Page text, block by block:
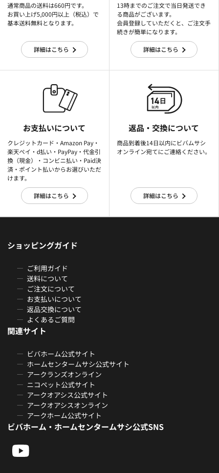
通常商品の送料は660円です。
お買い上げ5,000円以上（税込）で
基本送料無料となります。
詳細はこちら
13時までのご注文で当日発送でき
る商品がございます。
会員登録していただくと、ご注文手
続きが簡単になります。
詳細はこちら
お支払いについて
クレジットカード・Amazon Pay・
楽天ぺイ・d払い・PayPay・代金引
換（現金）・コンビニ払い・Paid決
済・ポイント払いからお選びいただ
けます。
詳細はこちら
返品・交換について
商品到着後14日以内にビバムサシ
オンライン宛てにご連絡ください。
詳細はこちら
ショッピングガイド
ご利用ガイド
送料について
ご注文について
お支払いについて
返品交換について
よくあるご質問
関連サイト
ビバホーム公式サイト
ホームセンタームサシ公式サイト
アークランズオンライン
ニコペット公式サイト
アークオアシス公式サイト
アークオアシスオンライン
アークホーム公式サイト
ビバホーム・ホームセンタームサシ公式SNS